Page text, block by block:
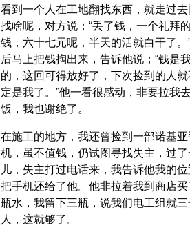
看到一个人在工地翻找东西，就走过去
找啥呢，对方说：“丢了钱，一个礼拜
钱，六十七元呢，半天的活就白干了。
后马上把钱掏出来，告诉他说；“钱是
的，这回可得放好了，下次捡到的人就
定是我了。”他一看很感动，非要拉我
饭，我也谢绝了。
在施工的地方，我还曾捡到一部诺基亚
机，虽不值钱，仍试图寻找失主，过了
儿，失主打过电话来，我告诉他我的
把手机还给了他。他非拉着我到商店买
瓶水，我留下三瓶，说我们电工组就三
人，这就够了。